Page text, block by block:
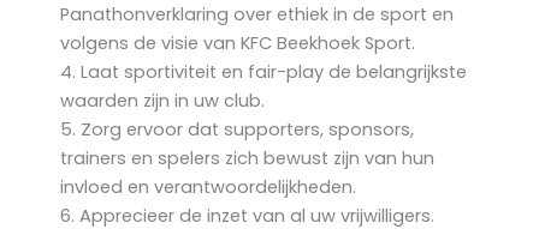
Panathonverklaring over ethiek in de sport en
volgens de visie van KFC Beekhoek Sport.
4. Laat sportiviteit en fair-play de belangrijkste
waarden zijn in uw club.
5. Zorg ervoor dat supporters, sponsors,
trainers en spelers zich bewust zijn van hun
invloed en verantwoordelijkheden.
6. Apprecieer de inzet van al uw vrijwilligers.